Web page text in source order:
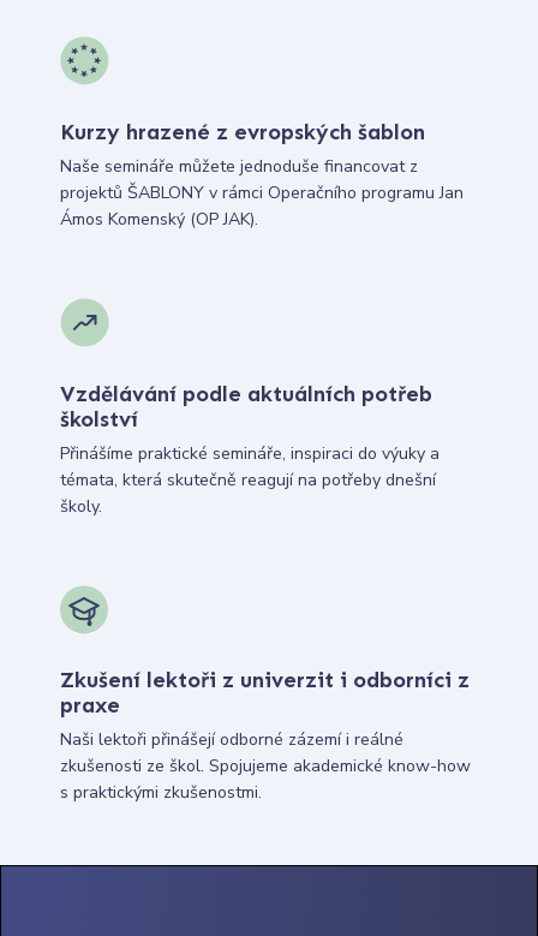
Kurzy hrazené z evropských šablon
Naše semináře můžete jednoduše financovat z
projektů ŠABLONY v rámci Operačního programu Jan
Ámos Komenský (OP JAK).
Vzdělávání podle aktuálních potřeb
školství
Přinášíme praktické semináře, inspiraci do výuky a
témata, která skutečně reagují na potřeby dnešní
školy.
Zkušení lektoři z univerzit i odborníci z
praxe
Naši lektoři přinášejí odborné zázemí i reálné
zkušenosti ze škol. Spojujeme akademické know-how
s praktickými zkušenostmi.